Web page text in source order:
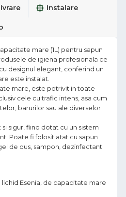
Instalare
mare (1L) pentru sapun
de igiena profesionala ce
designul elegant, conferind un
este instalat.
mare, este potrivit in toate
cele cu trafic intens, asa cum
barurilor sau ale diverselor
sigur, fiind dotat cu un sistem
Poate fi folosit atat cu sapun
de dus, sampon, dezinfectant
Esenia, de capacitate mare